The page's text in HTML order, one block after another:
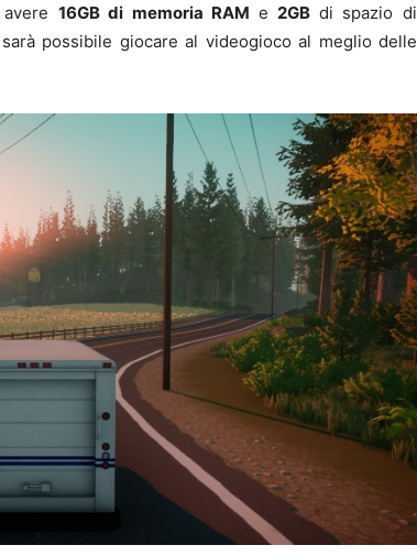
16GB di memoria RAM e2GB di spazio di
possibile giocare al videogioco al meglio delle